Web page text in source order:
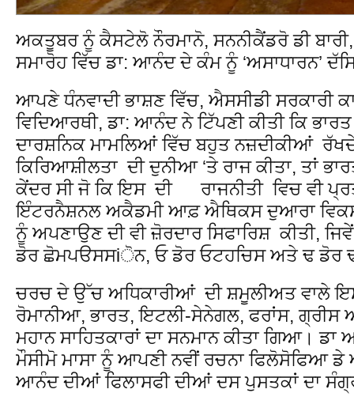
ਅਕਤੂਬਰ ਨੂੰ ਕੈਸਟੇਲੋ ਨੌਰਮਾਨੋ, ਸਨਨੀਕੈਂਡਰੋ ਡੀ
ਸਮਾਰੋਹ ਵਿੱਚ ਡਾ: ਆਨੰਦ ਦੇ ਕੰਮ ਨੂੰ ‘ਅਸਾਧਾਰਨ’
ਆਪਣੇ ਧੰਨਵਾਦੀ ਭਾਸ਼ਣ ਵਿੱਚ, ਐਸਸੀਡੀ ਸਰਕਾਰੀ
ਵਿਦਿਆਰਥੀ, ਡਾ: ਆਨੰਦ ਨੇ ਟਿੱਪਣੀ ਕੀਤੀ ਕਿ
ਦਾਰਸ਼ਨਿਕ ਮਾਮਲਿਆਂ ਵਿੱਚ ਬਹੁਤ ਨਜ਼ਦੀਕੀਆਂ
ਕਿਰਿਆਸ਼ੀਲਤਾ ਦੀ ਦੁਨੀਆ ‘ਤੇ ਰਾਜ ਕੀਤਾ, ਤਾਂ
ਕੇਂਦਰ ਸੀ ਜੋ ਕਿ ਇਸ ਦੀ ਰਾਜਨੀਤੀ ਵਿਚ ਵੀ
ਇੰਟਰਨੈਸ਼ਨਲ ਅਕੈਡਮੀ ਆਫ਼ ਐਥਿਕਸ ਦੁਆਰਾ
ਨੂੰ ਅਪਣਾਉਣ ਦੀ ਵੀ ਜ਼ੋਰਦਾਰ ਸਿਫਾਰਿਸ਼ ਕੀਤੀ,
ਡੋਰ ਛੋਮਪੳਸਸiੋਨ, ਓ ਡੋਰ ਓਟਹਚਿਸ ਅਤੇ ਢ ਡੋਰ
ਚਰਚ ਦੇ ਉੱਚ ਅਧਿਕਾਰੀਆਂ ਦੀ ਸ਼ਮੂਲੀਅਤ ਵਾਲੇ
ਰੋਮਾਨੀਆ, ਭਾਰਤ, ਇਟਲੀ-ਸੇਨੇਗਲ, ਫਰਾਂਸ,
ਮਹਾਨ ਸਾਹਿਤਕਾਰਾਂ ਦਾ ਸਨਮਾਨ ਕੀਤਾ ਗਿਆ।
ਮੌਸੀਮੋ ਮਾਸਾ ਨੂੰ ਆਪਣੀ ਨਵੀਂ ਰਚਨਾ ਫਿਲੋਸੋਫਿਆ
ਆਨੰਦ ਦੀਆਂ ਫਿਲਾਸਫੀ ਦੀਆਂ ਦਸ ਪੁਸਤਕਾਂ ਦਾ